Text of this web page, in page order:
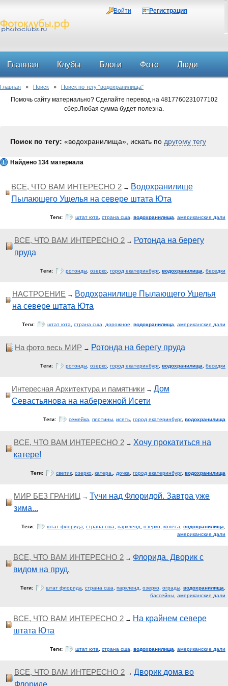
Войти Регистрация
Главная Клубы Блоги Фото Люди
Форум
Главная » Поиск » Поиск по тегу "водохранилища"
Помочь сайту материально? Сделайте перевод на 4817760231077102
сбер.Любая сумма будет полезна.
Поиск по тегу: «водохранилища», искать по другому тегу
Найдено 134 материала
ВСЕ, ЧТО ВАМ ИНТЕРЕСНО 2 → Водохранилище
Пылающего Ущелья на севере штата Юта
Теги: штат юта страна сша водохранилища американские дали
ВСЕ, ЧТО ВАМ ИНТЕРЕСНО 2 → Ротонда на берегу
пруда
Теги: ротонды озерко город екатеринбург, водохранилища беседки
НАСТРОЕНИЕ → Водохранилище Пылающего Ущелья
на севере штата Юта
Теги: штат юта страна сша дорожное водохранилища американские дали
На фото весь МИР → Ротонда на берегу пруда
Теги: ротонды озерко город екатеринбург, водохранилища беседки
Интересная Архитектура и памятники → Дом
Севастьянова на набережной Исети
Теги: семейка плотины исеть город екатеринбург, водохранилища
ВСЕ, ЧТО ВАМ ИНТЕРЕСНО 2 → Хочу прокатиться на
катере!
Теги: светик озерко катера. дочка город екатеринбург, водохранилища
МИР БЕЗ ГРАНИЦ → Тучи над Флоридой. Завтра уже
зима...
Теги: штат флорида страна сша паркленд озерко колёса водохранилища
американские дали
ВСЕ, ЧТО ВАМ ИНТЕРЕСНО 2 → Флорида. Дворик с
видом на пруд.
Теги: штат флорида страна сша паркленд озерко ограды водохранилища
бассейны американские дали
ВСЕ, ЧТО ВАМ ИНТЕРЕСНО 2 → На крайнем севере
штата Юта
Теги: штат юта страна сша водохранилища американские дали
ВСЕ, ЧТО ВАМ ИНТЕРЕСНО 2 → Дворик дома во
Флориде